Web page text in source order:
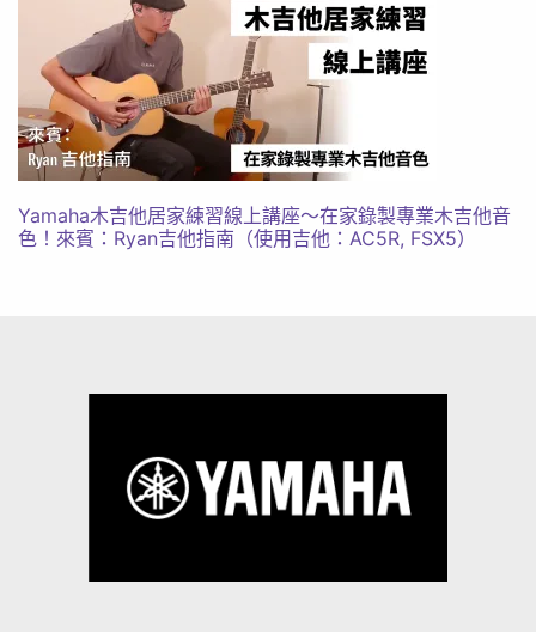
Yamaha木吉他居家練習線上講座～在家錄製專業木吉他音
色！來賓：Ryan吉他指南（使用吉他：AC5R, FSX5）